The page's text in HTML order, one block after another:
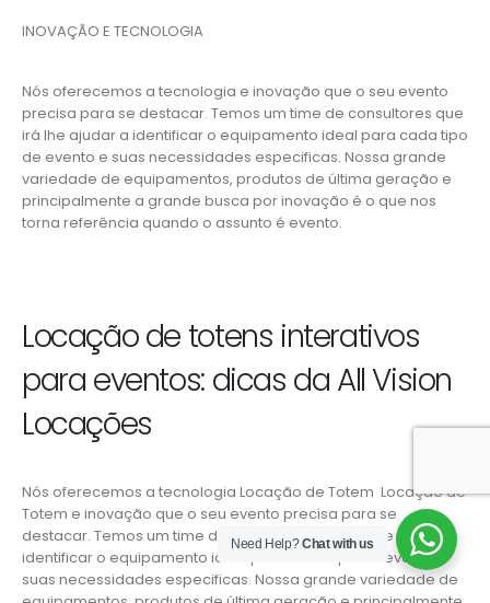
INOVAÇÃO E TECNOLOGIA
Nós oferecemos a tecnologia e inovação que o seu evento
precisa para se destacar. Temos um time de consultores que
irá lhe ajudar a identificar o equipamento ideal para cada tipo
de evento e suas necessidades especificas. Nossa grande
variedade de equipamentos, produtos de última geração e
principalmente a grande busca por inovação é o que nos
torna referência quando o assunto é evento.
Locação de totens interativos
para eventos: dicas da All Vision
Locações
Nós oferecemos a tecnologia Locação de Totem Locação de
Totem e inovação que o seu evento precisa para se
destacar. Temos um time de consultores que irá lhe ajudar a
identificar o equipamento ideal para cada tipo de evento e
suas necessidades especificas. Nossa grande variedade de
Need Help?Chat with us